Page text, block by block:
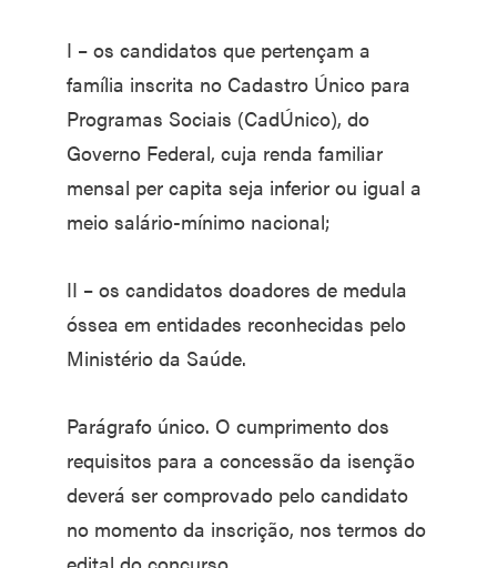
I – os candidatos que pertençam a
família inscrita no Cadastro Único para
Programas Sociais (CadÚnico), do
Governo Federal, cuja renda familiar
mensal per capita seja inferior ou igual a
meio salário-mínimo nacional;
II – os candidatos doadores de medula
óssea em entidades reconhecidas pelo
Ministério da Saúde.
Parágrafo único. O cumprimento dos
requisitos para a concessão da isenção
deverá ser comprovado pelo candidato
no momento da inscrição, nos termos do